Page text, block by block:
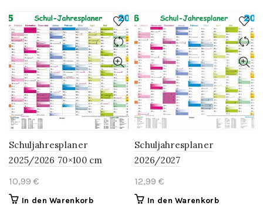
Schuljahresplaner
2025/2026 70×100 cm
10,99 €
In den Warenkorb
Schuljahresplaner
2026/2027
12,99 €
In den Warenkorb